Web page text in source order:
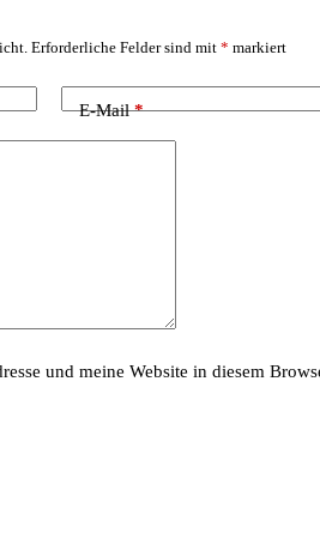
Erforderliche Felder sind mit * markiert
E-Mail*
und meine Website in diesem